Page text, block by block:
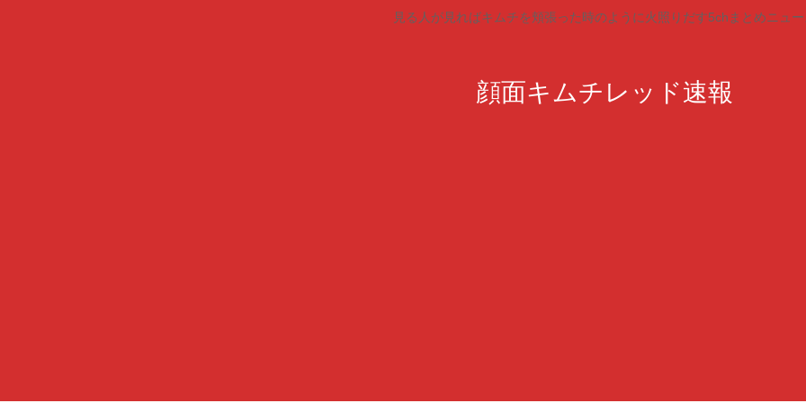
見る人が見ればキムチを頬張った時のように火照りだす5chまとめニュ
顔面キムチレッド速報